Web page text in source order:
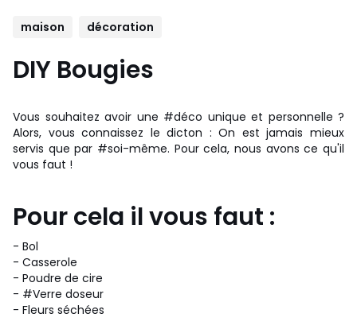
maison décoration
DIY Bougies
Vous souhaitez avoir une #déco unique et personnelle ?
Alors, vous connaissez le dicton : On est jamais mieux
servis que par #soi-même. Pour cela, nous avons ce qu'il
vous faut !
Pour cela il vous faut :
- Bol
- Casserole
- Poudre de cire
- #Verre doseur
- Fleurs séchées